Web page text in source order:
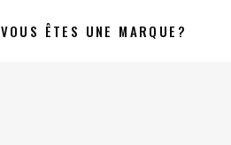
VOUS ÊTES UNE MARQUE?